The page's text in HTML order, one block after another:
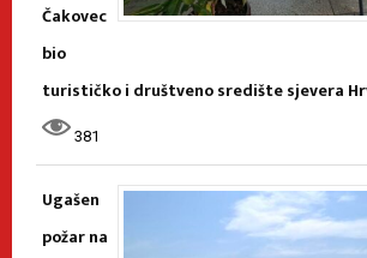
Čakovec
bio
turističko i društveno središte sjevera
381
Ugašen
požar na